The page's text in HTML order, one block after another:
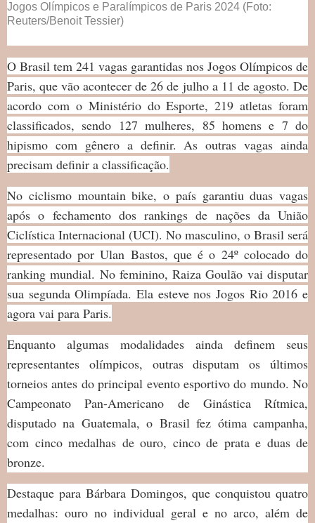
Jogos Olímpicos e Paralímpicos de Paris 2024 (Foto:
Reuters/Benoit Tessier)
O Brasil tem 241 vagas garantidas nos Jogos Olímpicos de
Paris, que vão acontecer de 26 de julho a 11 de agosto. De
acordo com o Ministério do Esporte, 219 atletas foram
classificados, sendo 127 mulheres, 85 homens e 7 do
hipismo com gênero a definir. As outras vagas ainda
precisam definir a classificação.
No ciclismo mountain bike, o país garantiu duas vagas
após o fechamento dos rankings de nações da União
Ciclística Internacional (UCI). No masculino, o Brasil será
representado por Ulan Bastos, que é o 24º colocado do
ranking mundial. No feminino, Raiza Goulão vai disputar
sua segunda Olimpíada. Ela esteve nos Jogos Rio 2016 e
agora vai para Paris.
Enquanto algumas modalidades ainda definem seus
representantes olímpicos, outras disputam os últimos
torneios antes do principal evento esportivo do mundo. No
Campeonato Pan-Americano de Ginástica Rítmica,
disputado na Guatemala, o Brasil fez ótima campanha,
com cinco medalhas de ouro, cinco de prata e duas de
bronze.
Destaque para Bárbara Domingos, que conquistou quatro
medalhas: ouro no individual geral e no arco, além de